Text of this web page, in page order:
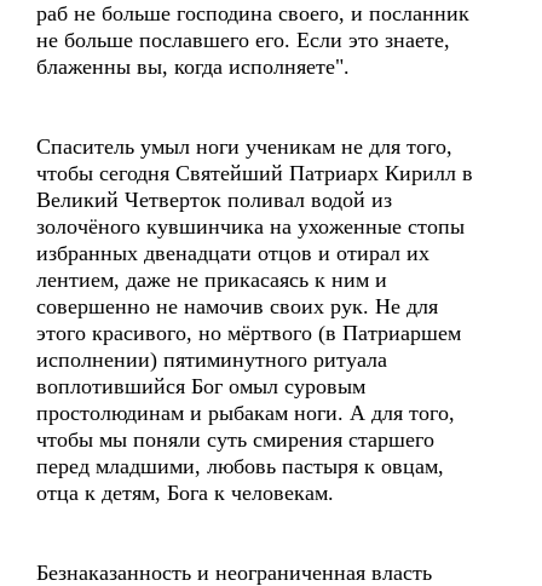
раб не больше господина своего, и посланник
не больше пославшего его. Если это знаете,
блаженны вы, когда исполняете".
Спаситель умыл ноги ученикам не для того,
чтобы сегодня Святейший Патриарх Кирилл в
Великий Четверток поливал водой из
золочёного кувшинчика на ухоженные стопы
избранных двенадцати отцов и отирал их
лентием, даже не прикасаясь к ним и
совершенно не намочив своих рук. Не для
этого красивого, но мёртвого (в Патриаршем
исполнении) пятиминутного ритуала
воплотившийся Бог омыл суровым
простолюдинам и рыбакам ноги. А для того,
чтобы мы поняли суть смирения старшего
перед младшими, любовь пастыря к овцам,
отца к детям, Бога к человекам.
Безнаказанность и неограниченная власть